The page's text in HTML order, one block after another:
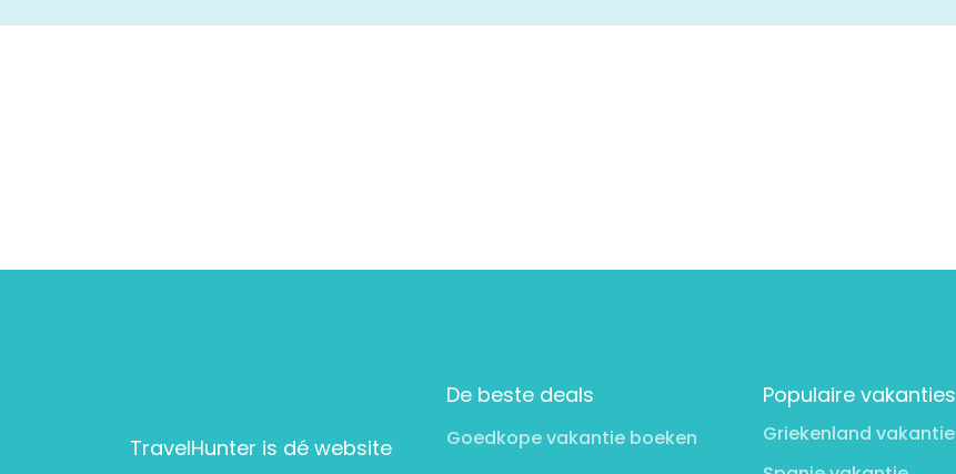
TravelHunter is dé website
De beste deals
Goedkope vakantie boeken
Populaire vakanties
Griekenland vakantie